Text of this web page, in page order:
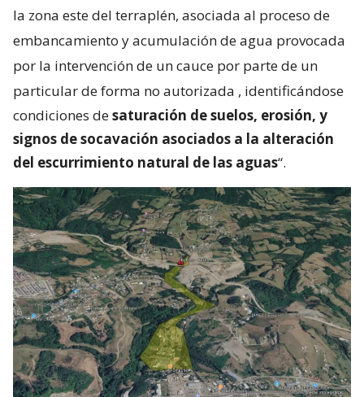
la zona este del terraplén, asociada al proceso de
embancamiento y acumulación de agua provocada
por la intervención de un cauce por parte de un
particular de forma no autorizada , identificándose
condiciones desaturación de suelos, erosión, y
signos de socavación asociados a la alteración
del escurrimiento natural de las aguas“.